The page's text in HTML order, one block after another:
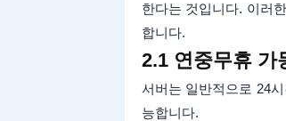
한다는 것입니다. 이러
합니다.
2.1 연중무휴 가
서버는 일반적으로 24
능합니다.